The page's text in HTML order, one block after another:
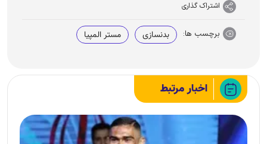
اشتراک گذاری
برچسب ها: بدنسازی مستر المپیا
اخبار مرتبط